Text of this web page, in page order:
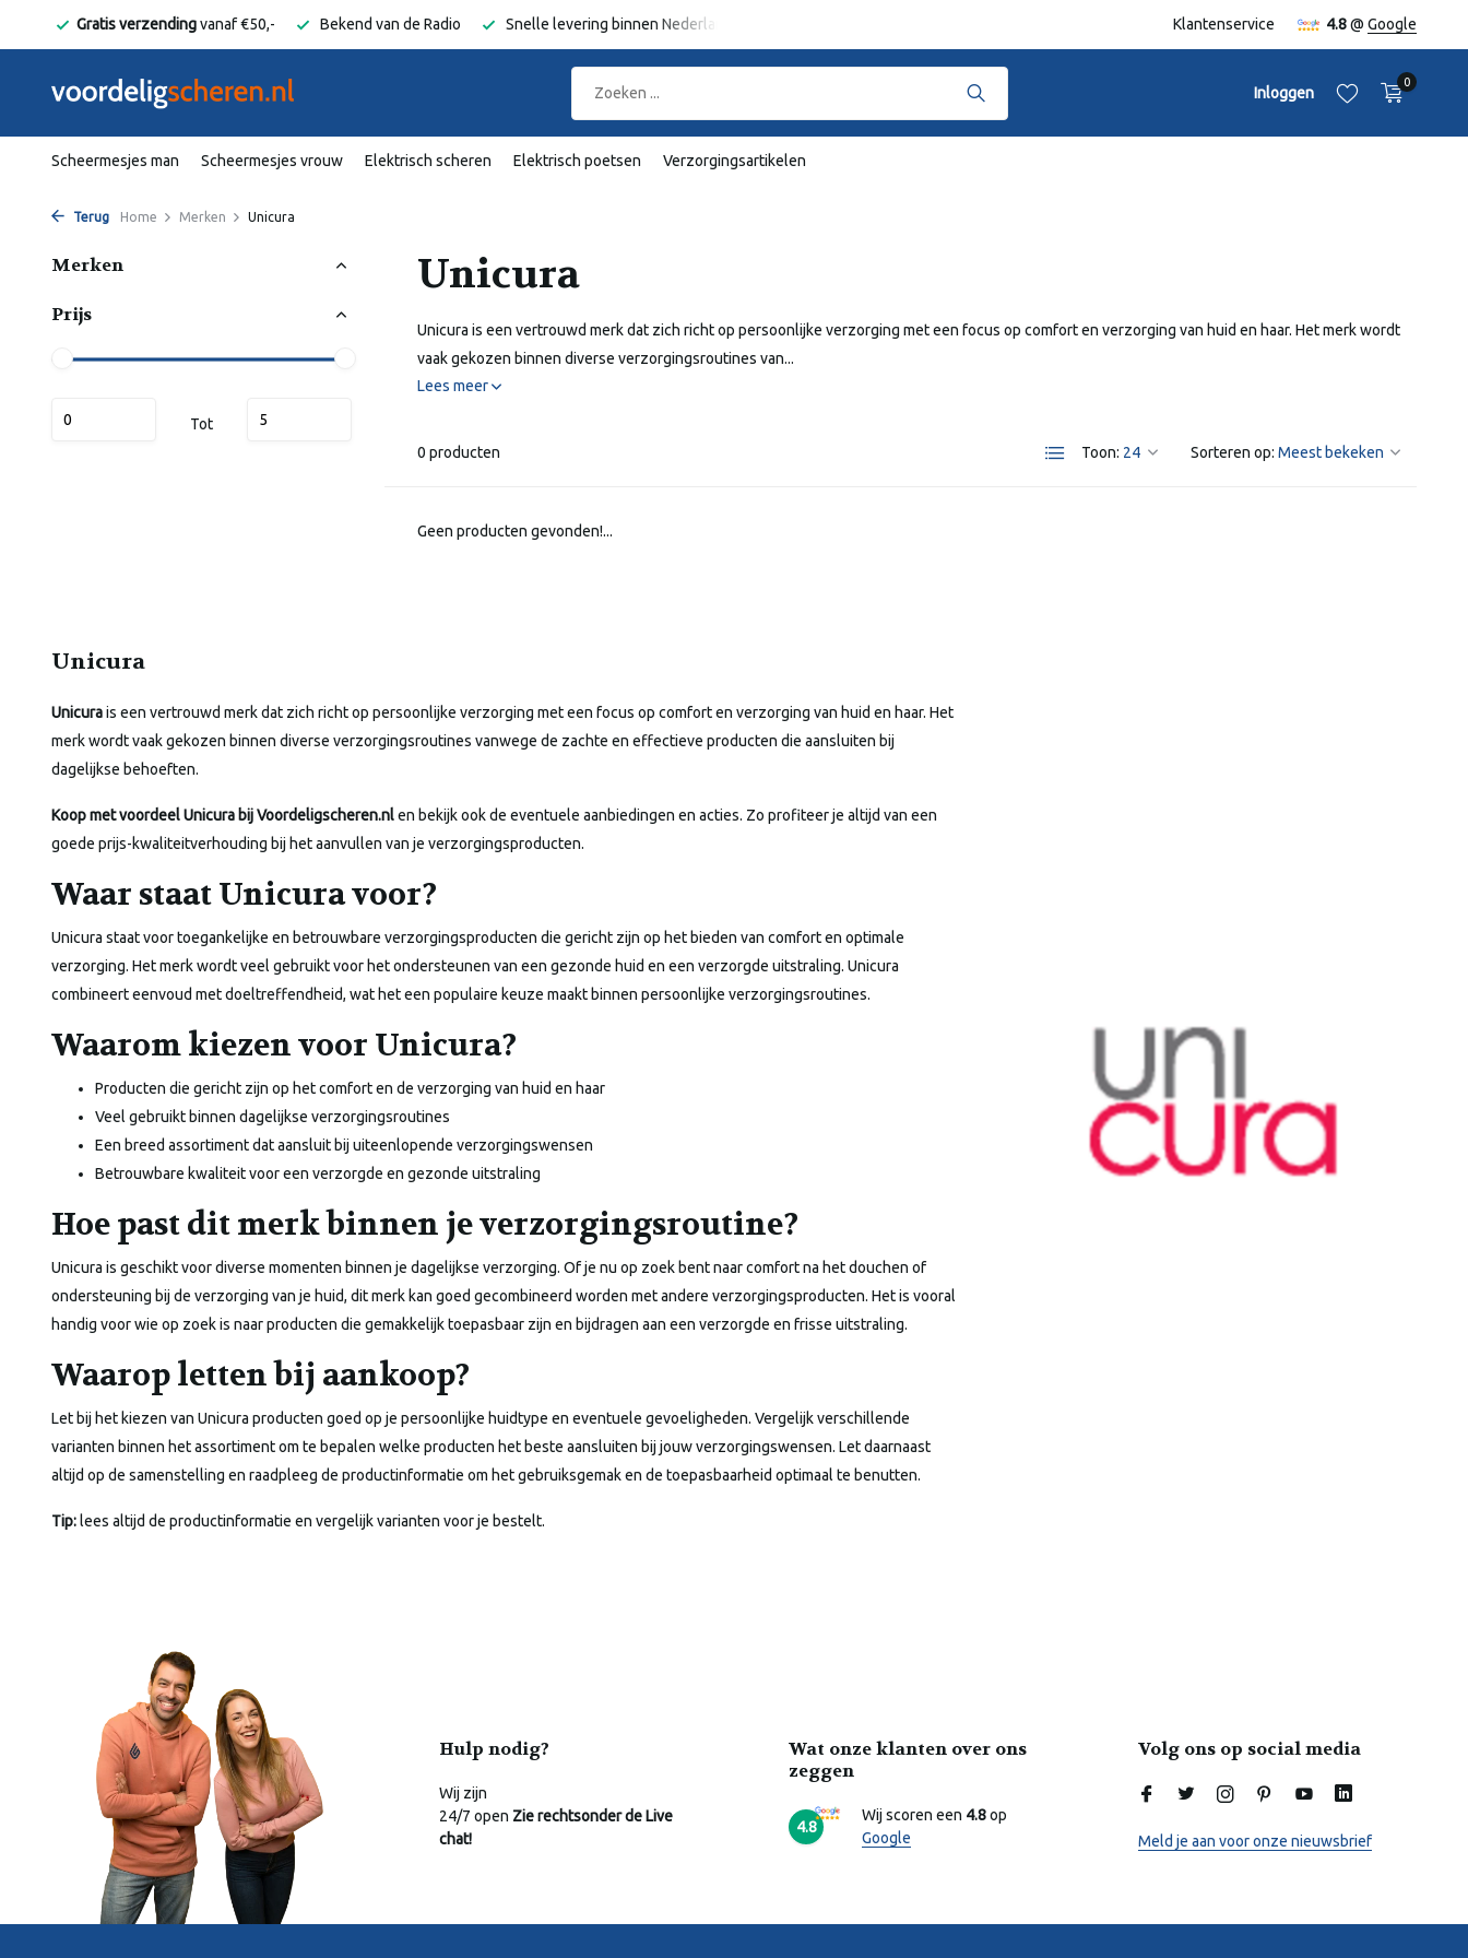
Gratis verzendingvanaf €50,- Bekend van de Radio Snelle levering binnen Nederland en België Klantenservice 4.8@ Google
Inloggen
0
Scheermesjes man Scheermesjes vrouw Elektrisch scheren Elektrisch poetsen Verzorgingsartikelen
Terug Home Merken Unicura
Merken
Prijs
Tot
Unicura
Unicura is een vertrouwd merk dat zich richt op persoonlijke verzorging met een focus op comfort en verzorging van huid en haar. Het merk wordt
vaak gekozen binnen diverse verzorgingsroutines van...
Lees meer
0 producten Toon: Sorteren op:
Geen producten gevonden!...
Unicura
Unicurais een vertrouwd merk dat zich richt op persoonlijke verzorging met een focus op comfort en verzorging van huid en haar. Het
merk wordt vaak gekozen binnen diverse verzorgingsroutines vanwege de zachte en effectieve producten die aansluiten bij
dagelijkse behoeften.
Koop met voordeel Unicura bij Voordeligscheren.nlen bekijk ook de eventuele aanbiedingen en acties. Zo profiteer je altijd van een
goede prijs-kwaliteitverhouding bij het aanvullen van je verzorgingsproducten.
Waar staat Unicura voor?
Unicura staat voor toegankelijke en betrouwbare verzorgingsproducten die gericht zijn op het bieden van comfort en optimale
verzorging. Het merk wordt veel gebruikt voor het ondersteunen van een gezonde huid en een verzorgde uitstraling. Unicura
combineert eenvoud met doeltreffendheid, wat het een populaire keuze maakt binnen persoonlijke verzorgingsroutines.
Waarom kiezen voor Unicura?
Producten die gericht zijn op het comfort en de verzorging van huid en haar
Veel gebruikt binnen dagelijkse verzorgingsroutines
Een breed assortiment dat aansluit bij uiteenlopende verzorgingswensen
Betrouwbare kwaliteit voor een verzorgde en gezonde uitstraling
Hoe past dit merk binnen je verzorgingsroutine?
Unicura is geschikt voor diverse momenten binnen je dagelijkse verzorging. Of je nu op zoek bent naar comfort na het douchen of
ondersteuning bij de verzorging van je huid, dit merk kan goed gecombineerd worden met andere verzorgingsproducten. Het is vooral
handig voor wie op zoek is naar producten die gemakkelijk toepasbaar zijn en bijdragen aan een verzorgde en frisse uitstraling.
Waarop letten bij aankoop?
Let bij het kiezen van Unicura producten goed op je persoonlijke huidtype en eventuele gevoeligheden. Vergelijk verschillende
varianten binnen het assortiment om te bepalen welke producten het beste aansluiten bij jouw verzorgingswensen. Let daarnaast
altijd op de samenstelling en raadpleeg de productinformatie om het gebruiksgemak en de toepasbaarheid optimaal te benutten.
Tip:lees altijd de productinformatie en vergelijk varianten voor je bestelt.
Hulp nodig?
Wij zijn
24/7 open Zie rechtsonder de Live
chat!
Wat onze klanten over ons
zeggen
4.8
Wij scoren een 4.8op
Google
Volg ons op social media
Meld je aan voor onze nieuwsbrief
Online